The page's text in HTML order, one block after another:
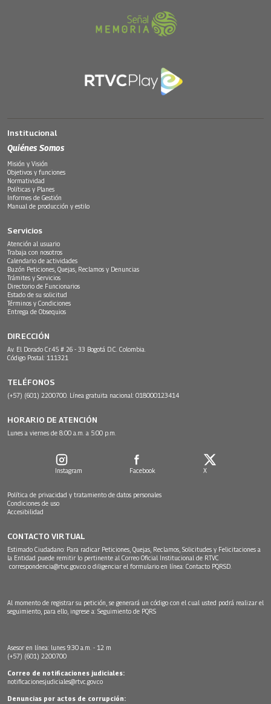
Institucional
Quiénes Somos
Misión y Visión
Objetivos y funciones
Normatividad
Políticas y Planes
Informes de Gestión
Manual de producción y estilo
Servicios
Atención al usuario
Trabaja con nosotros
Calendario de actividades
Buzón Peticiones, Quejas, Reclamos y Denuncias
Trámites y Servicios
Directorio de Funcionarios
Estado de su solicitud
Términos y Condiciones
Entrega de Obsequios
DIRECCIÓN
Av. El Dorado Cr.45 # 26 - 33 Bogotá D.C. Colombia.
Código Postal: 111321
TELÉFONOS
(+57) (601) 2200700. Línea gratuita nacional: 018000123414
HORARIO DE ATENCIÓN
Lunes a viernes de 8:00 a.m. a 5:00 p.m.
Instagram Facebook X
Política de privacidad y tratamiento de datos personales
Condiciones de uso
Accesibilidad
CONTACTO VIRTUAL
Estimado Ciudadano: Para radicar Peticiones, Quejas, Reclamos, Solicitudes y Felicitaciones a
la Entidad puede remitir lo pertinente al Correo Oficial Institucional de RTVC
correspondencia@rtvc.gov.co o diligenciar el formulario en línea: Contacto PQRSD.
Al momento de registrar su petición, se generará un código con el cual usted podrá realizar el
seguimiento, para ello, ingrese a: Seguimiento de PQRS
Asesor en línea: lunes 9:30 a.m. - 12 m
(+57) (601) 2200700
Correo de notificaciones judiciales:
notificacionesjudiciales@rtvc.gov.co
Denuncias por actos de corrupción: